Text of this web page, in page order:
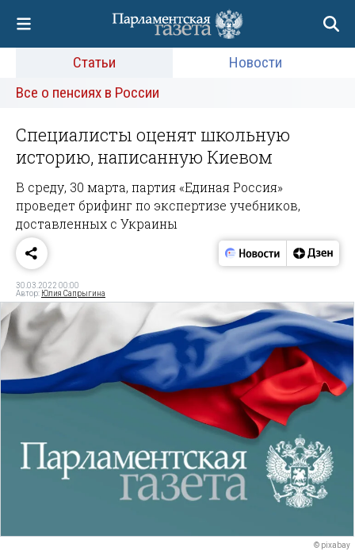
Статьи
Новости
Все о пенсиях в России
Специалисты оценят школьную
историю, написанную Киевом
В среду, 30 марта, партия «Единая Россия»
проведет брифинг по экспертизе учебников,
доставленных с Украины
30.03.2022 00:00
Автор: Юлия Сапрыгина
© pixabay